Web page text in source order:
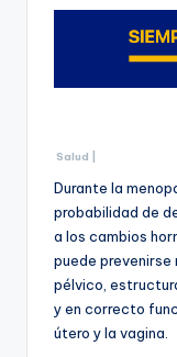
Salud |
Durante la
probabilidad de
a los cambios
puede
pélvico,
y en correcto
útero y la vagina.